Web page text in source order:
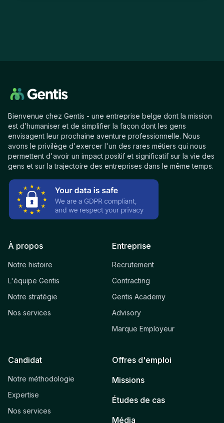
Bienvenue chez Gentis - une entreprise belge dont la mission
est d’humaniser et de simplifier la façon dont les gens
envisagent leur prochaine aventure professionnelle. Nous
avons le privilège d'exercer l'un des rares métiers qui nous
permettent d'avoir un impact positif et significatif sur la vie des
gens et sur la trajectoire des entreprises dans le même temps.
À propos
Notre histoire
L'équipe Gentis
Notre stratégie
Nos services
Entreprise
Recrutement
Contracting
Gentis Academy
Advisory
Marque Employeur
Candidat
Notre méthodologie
Expertise
Nos services
Offres d'emploi
Missions
Études de cas
Média